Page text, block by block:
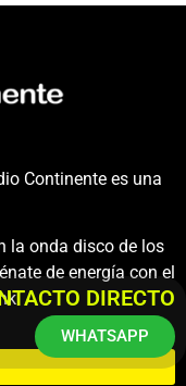
Continente es una
la onda disco de los
de energía con el
DIRECTO
WHATSAPP